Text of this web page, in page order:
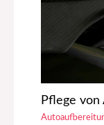
Pflege von